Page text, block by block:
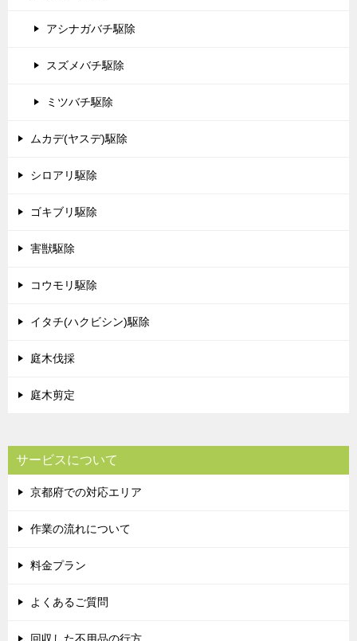
アシナガバチ駆除
スズメバチ駆除
ミツバチ駆除
ムカデ(ヤスデ)駆除
シロアリ駆除
ゴキブリ駆除
害獣駆除
コウモリ駆除
イタチ(ハクビシン)駆除
庭木伐採
庭木剪定
サービスについて
京都府での対応エリア
作業の流れについて
料金プラン
よくあるご質問